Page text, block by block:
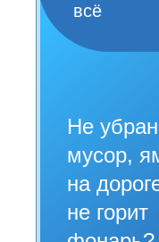
всё
Не убран
мусор,
на
не горит